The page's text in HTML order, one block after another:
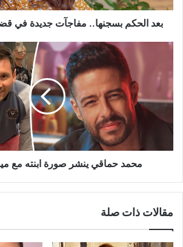
طافش
بعد الحكم بسجنها.. مفاجآت جديدة في
محمد
ينشر
صورة
ابنته
ميسي..
ويعلّق
محمد حماقي ينشر صورة ابنته مع
مقالات ذات صلة